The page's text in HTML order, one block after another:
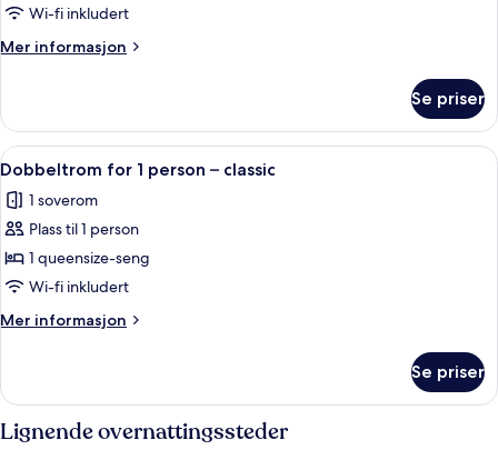
Wi-fi inkludert
Mer informasjon
Mer
Se priser
Åpne
alle
bildene
av
Dobbeltrom
for
1
person
classic
Allergitestet sengetøy, skrivebord,
5
Dobbeltrom for 1 person – classic
1 soverom
Plass til 1 person
1 queensize-seng
Wi-fi inkludert
Mer informasjon
Mer
for
1
person
Se priser
Lignende overnattingssteder